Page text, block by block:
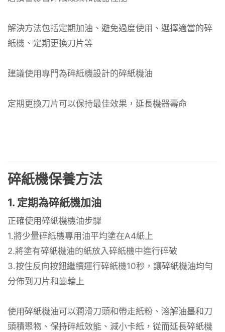
解決方法包括定期加油、避免過度使用、選擇適當的碎
紙機、定期更換刀片等
建議使用專門為碎紙機設計的碎紙機油
定期更換刀片可以保持最佳效果，延長機器壽命
碎紙機保養方法
1. 定期為碎紙機加油
正確使用碎紙機機油步驟
1.將少量碎紙機專用油平均塗在A4紙上
2.將塗有碎紙機油的紙放入碎紙機中進行碎破
3.按住反向按鈕繼續運行碎紙機10秒，讓碎紙機油均勻
分佈到刀片和齒輪上
使用碎紙機油可以潤滑刀頭和帶走紙粉、溶解油墨和刀
頭積聚物、保持碎紙效能、減小卡紙，從而延長碎紙機